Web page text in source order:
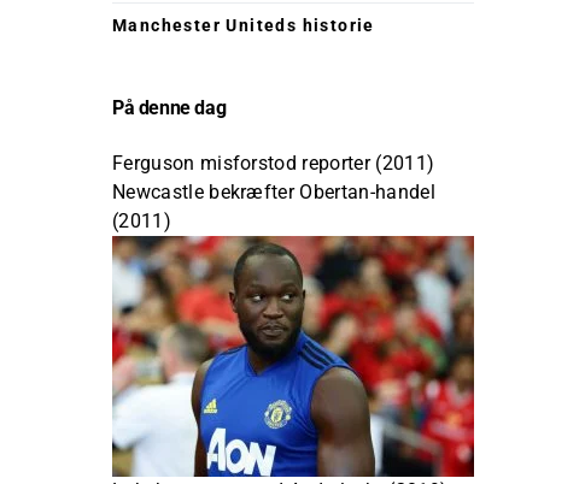
Manchester Uniteds historie
På denne dag
Ferguson misforstod reporter (2011)
Newcastle bekræfter Obertan-handel
(2011)